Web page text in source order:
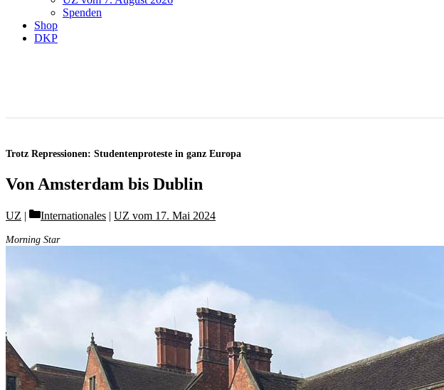
Spenden
Shop
DKP
Trotz Repressionen: Studentenproteste in ganz Europa
Von Amsterdam bis Dublin
UZ Categories
Internationales | UZ vom 17. Mai 2024
Morning Star